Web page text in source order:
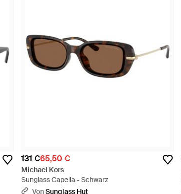
131 €65,50 €
Michael Kors
Sunglass Capella - Schwarz
VonSunglass Hut